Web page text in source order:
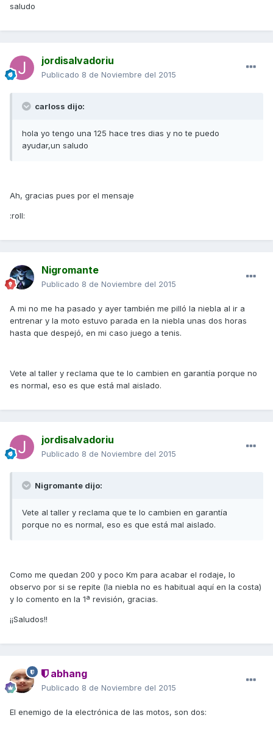
saludo
jordisalvadoriu
Publicado 8 de Noviembre del 2015
carloss dijo:
hola yo tengo una 125 hace tres dias y no te puedo
ayudar,un saludo
Ah, gracias pues por el mensaje
:roll:
Nigromante
Publicado 8 de Noviembre del 2015
A mi no me ha pasado y ayer también me pilló la niebla al ir a
entrenar y la moto estuvo parada en la niebla unas dos horas
hasta que despejó, en mi caso juego a tenis.
Vete al taller y reclama que te lo cambien en garantía porque no
es normal, eso es que está mal aislado.
jordisalvadoriu
Publicado 8 de Noviembre del 2015
Nigromante dijo:
Vete al taller y reclama que te lo cambien en garantía
porque no es normal, eso es que está mal aislado.
Como me quedan 200 y poco Km para acabar el rodaje, lo
observo por si se repite (la niebla no es habitual aquí en la costa)
y lo comento en la 1ª revisión, gracias.
¡¡Saludos!!
abhang
Publicado 8 de Noviembre del 2015
El enemigo de la electrónica de las motos, son dos: